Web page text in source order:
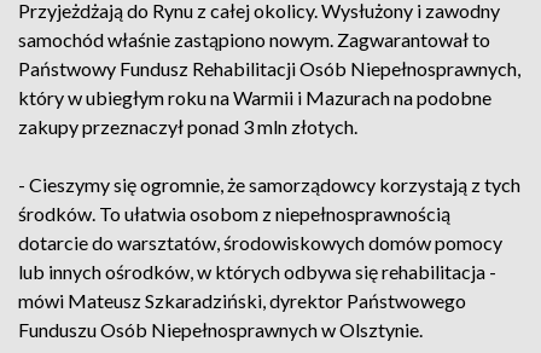
Przyjeżdżają do Rynu z całej okolicy. Wysłużony i zawodny
samochód właśnie zastąpiono nowym. Zagwarantował to
Państwowy Fundusz Rehabilitacji Osób Niepełnosprawnych,
który w ubiegłym roku na Warmii i Mazurach na podobne
zakupy przeznaczył ponad 3 mln złotych.
- Cieszymy się ogromnie, że samorządowcy korzystają z tych
środków. To ułatwia osobom z niepełnosprawnością
dotarcie do warsztatów, środowiskowych domów pomocy
lub innych ośrodków, w których odbywa się rehabilitacja -
mówi Mateusz Szkaradziński, dyrektor Państwowego
Funduszu Osób Niepełnosprawnych w Olsztynie.